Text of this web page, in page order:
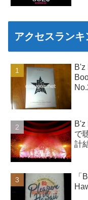
アクセスランキ
B'z
B'z
で
計
「